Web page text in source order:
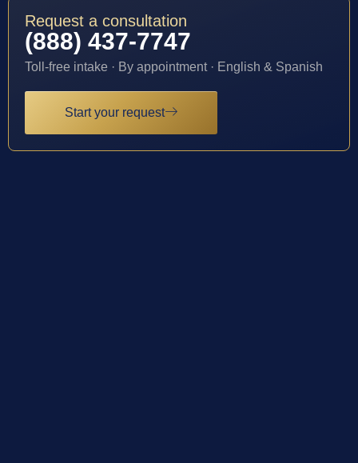
Request a consultation
(888) 437-7747
Toll-free intake · By appointment · English & Spanish
Start your request